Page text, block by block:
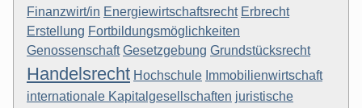
Finanzwirt/in Energiewirtschaftsrecht Erbrecht
Erstellung Fortbildungsmöglichkeiten
Genossenschaft Gesetzgebung Grundstücksrecht
Handelsrecht Hochschule Immobilienwirtschaft
internationale Kapitalgesellschaften juristische